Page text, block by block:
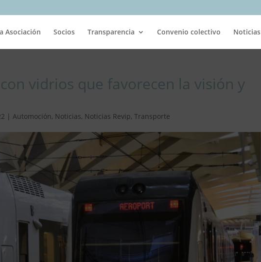
Asociación Socios Transparencia Convenio colectivo Noticias
vidrios que favorecen la visión y
|Automoción, Noticias, Noticias Revip,Transporte